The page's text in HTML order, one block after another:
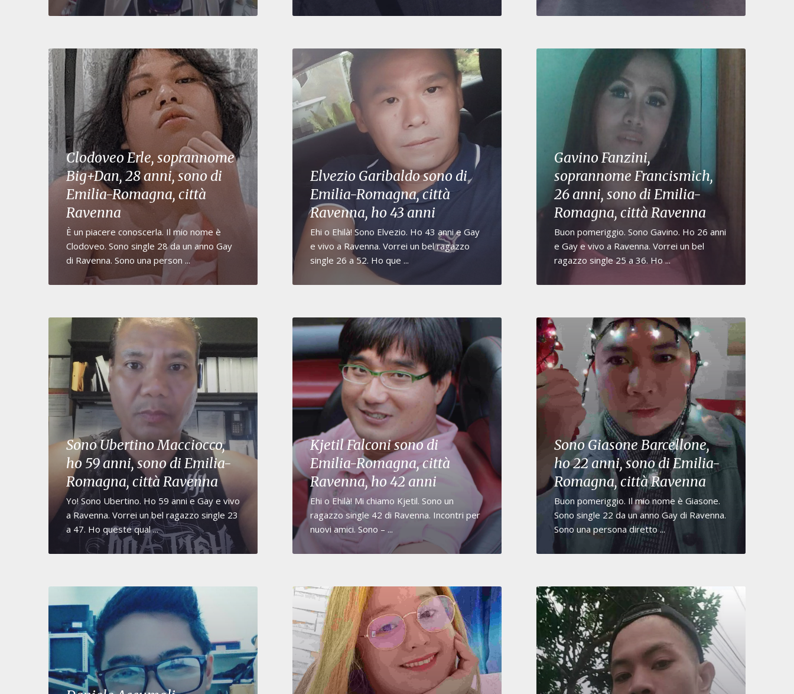
Clodoveo Erle, soprannome
Big+Dan, 28 anni, sono di
Emilia-Romagna, città
Ravenna
È un piacere conoscerla. Il mio nome è
Clodoveo. Sono single 28 da un anno Gay
di Ravenna. Sono una person ...
Elvezio Garibaldo sono di
Emilia-Romagna, città
Ravenna, ho 43 anni
Ehi o Ehilà! Sono Elvezio. Ho 43 anni e Gay
e vivo a Ravenna. Vorrei un bel ragazzo
single 26 a 52. Ho que ...
Gavino Fanzini,
soprannome Francismich,
26 anni, sono di Emilia-
Romagna, città Ravenna
Buon pomeriggio. Sono Gavino. Ho 26 anni
e Gay e vivo a Ravenna. Vorrei un bel
ragazzo single 25 a 36. Ho ...
Sono Ubertino Macciocco,
ho 59 anni, sono di Emilia-
Romagna, città Ravenna
Yo! Sono Ubertino. Ho 59 anni e Gay e vivo
a Ravenna. Vorrei un bel ragazzo single 23
a 47. Ho queste qual ...
Kjetil Falconi sono di
Emilia-Romagna, città
Ravenna, ho 42 anni
Ehi o Ehilà! Mi chiamo Kjetil. Sono un
ragazzo single 42 di Ravenna. Incontri per
nuovi amici. Sono – ...
Sono Giasone Barcellone,
ho 22 anni, sono di Emilia-
Romagna, città Ravenna
Buon pomeriggio. Il mio nome è Giasone.
Sono single 22 da un anno Gay di Ravenna.
Sono una persona diretto ...